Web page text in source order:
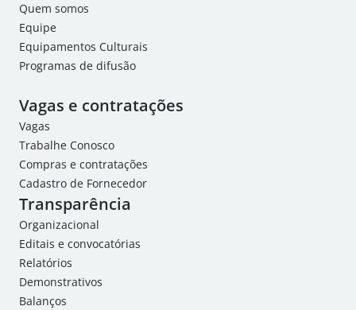
Quem somos
Equipe
Equipamentos Culturais
Programas de difusão
Vagas e contratações
Vagas
Trabalhe Conosco
Compras e contratações
Cadastro de Fornecedor
Transparência
Organizacional
Editais e convocatórias
Relatórios
Demonstrativos
Balanços